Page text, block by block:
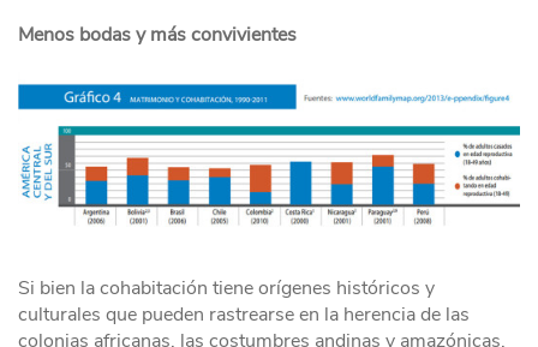
Menos bodas y más convivientes
Si bien la cohabitación tiene orígenes históricos y
culturales que pueden rastrearse en la herencia de las
colonias africanas, las costumbres andinas y amazónicas,